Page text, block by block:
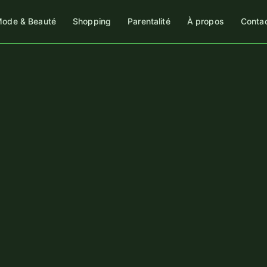
& Beauté Shopping Parentalité À propos